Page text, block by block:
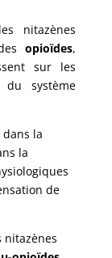
nitazènes
opioïdes,
sur les
système
la
la
de
nitazènes